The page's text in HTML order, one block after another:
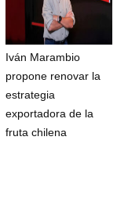
Iván Marambio
propone renovar la
estrategia
exportadora de la
fruta chilena